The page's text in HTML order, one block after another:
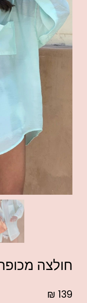
חולצה
₪ 139